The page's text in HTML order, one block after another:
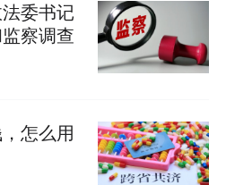
委书记
察调查
怎么用